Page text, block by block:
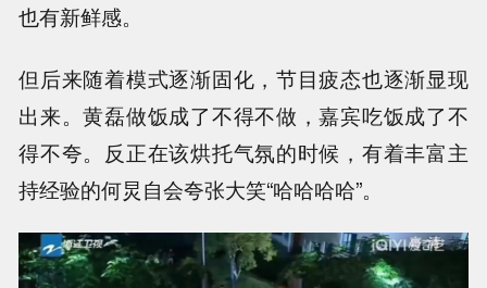
也有新鲜感。
但后来随着模式逐渐固化，节目疲态也逐渐显现
出来。黄磊做饭成了不得不做，嘉宾吃饭成了不
得不夸。反正在该烘托气氛的时候，有着丰富主
持经验的何炅自会夸张大笑“哈哈哈哈”。